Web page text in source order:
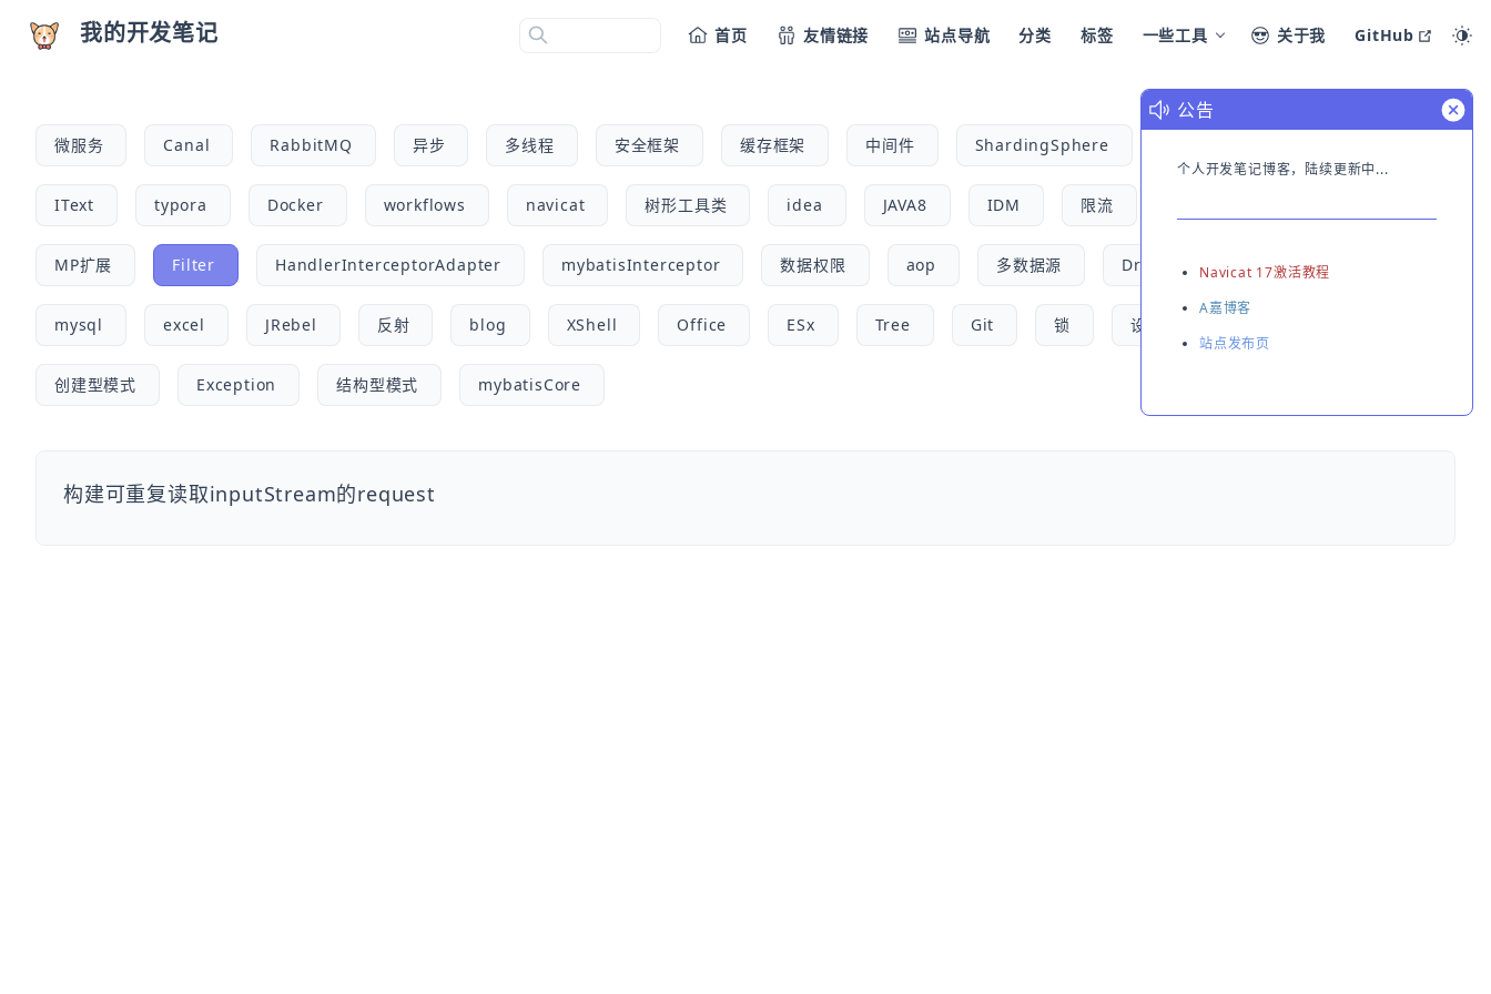
我的开发笔记 首页 友情链接 站点导航 分类 标签 一些工具 关于我 GitHub open
微服务 Canal RabbitMQ 异步 多线程 安全框架 缓存框架 中间件 ShardingSphere
IText typora Docker workflows navicat 树形工具类 idea JAVA8 IDM 限流
MP扩展 Filter HandlerInterceptorAdapter mybatisInterceptor 数据权限 aop 多数据源 Druid Sublime Text
mysql excel JRebel 反射 blog XShell Office ESx Tree Git 锁 设计模式
创建型模式 Exception 结构型模式 mybatisCore
构建可重复读取inputStream的request
公告
个人开发笔记博客，陆续更新中...
Navicat 17激活教程
A嘉博客
站点发布页